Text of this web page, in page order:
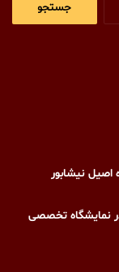
نیشابور
نمایشگاه تخصصی